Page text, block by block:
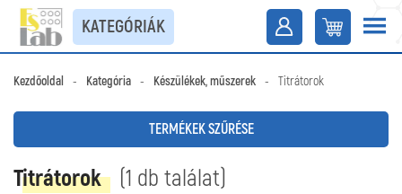
KATEGÓRIÁK
Kezdőoldal - Kategória - Készülékek, műszerek - Titrátorok
TERMÉKEK SZŰRÉSE
Titrátorok (1 db találat)